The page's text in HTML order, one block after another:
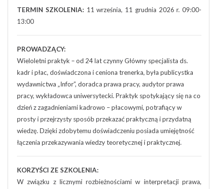
TERMIN SZKOLENIA: 11 września, 11 grudnia 2026 r. 09:00-
13:00
PROWADZĄCY:
Wieloletni praktyk – od 24 lat czynny Główny specjalista ds.
kadr i płac, doświadczona i ceniona trenerka, była publicystka
wydawnictwa „Infor”, doradca prawa pracy, audytor prawa
pracy, wykładowca uniwersytecki. Praktyk spotykający się na co
dzień z zagadnieniami kadrowo – płacowymi, potrafiący w
prosty i przejrzysty sposób przekazać praktyczną i przydatną
wiedzę. Dzięki zdobytemu doświadczeniu posiada umiejętność
łączenia przekazywania wiedzy teoretycznej i praktycznej.
KORZYŚCI ZE SZKOLENIA:
W związku z licznymi rozbieżnościami w interpretacji prawa,